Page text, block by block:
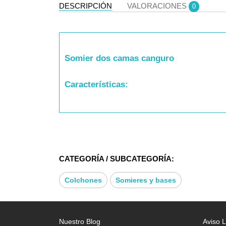
DESCRIPCIÓN VALORACIONES 0
Somier dos camas canguro
Características:
*BASTIDOR TUBO DE ACERO PERFIL
CATEGORÍA / SUBCATEGORÍA:
Colchones Somieres y bases
Nuestro Blog Aviso